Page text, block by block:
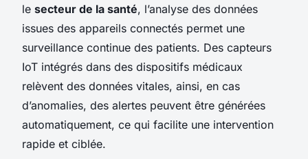
le secteur de la santé, l’analyse des données
issues des appareils connectés permet une
surveillance continue des patients. Des capteurs
IoT intégrés dans des dispositifs médicaux
relèvent des données vitales, ainsi, en cas
d’anomalies, des alertes peuvent être générées
automatiquement, ce qui facilite une intervention
rapide et ciblée.